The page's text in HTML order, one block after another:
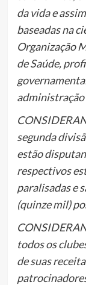
da vida e
baseadas na
Organização
de Saúde,
segunda
estão
respectivos
paralisadas e
(quinze mil)
todos os
de suas